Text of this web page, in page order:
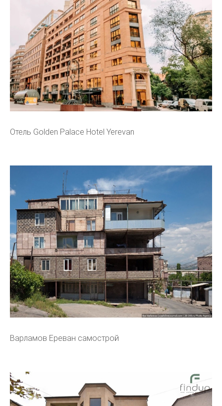
Отель Golden Palace Hotel Yerevan
Варламов Ереван самострой